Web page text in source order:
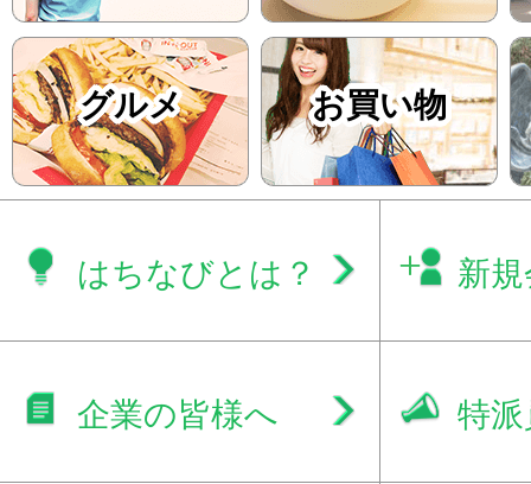
グルメ お買い物
はちなびとは？ 新
企業の皆様へ 特